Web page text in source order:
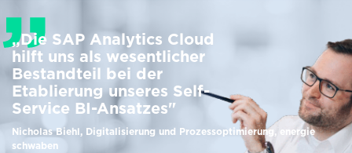
„Die SAP Analytics Cloud
hilft uns als wesentlicher
Bestandteil bei der
Etablierung unseres Self-
Service BI-Ansatzes"
Nicholas Biehl, Digitalisierung und Prozessoptimierung, energie
schwaben